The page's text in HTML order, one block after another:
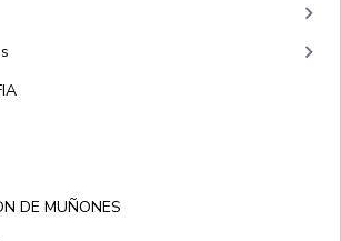
keyboard_arrow_right
keyboard_arrow_right
DE MUÑONES